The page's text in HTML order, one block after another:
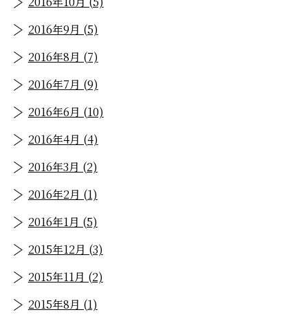
2016年9月 (5)
2016年8月 (7)
2016年7月 (9)
2016年6月 (10)
2016年4月 (4)
2016年3月 (2)
2016年2月 (1)
2016年1月 (5)
2015年12月 (3)
2015年11月 (2)
2015年8月 (1)